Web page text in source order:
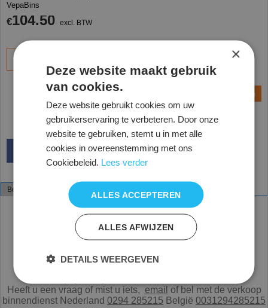
VepaBins
€104.50 excl. BTW
Vraag een offerte aan
Beschrijving
Specificaties
Vlamdovende papierbak 60 Liter
Ronde metalen papierbak met sterke metalen hengsels
Inhoud: 60 liter
Afmetingen: Diameter 36 cm, Hoogte 62 cm
Verkrijgbaar in aluminium-grijs en zwart
Heeft u een vraag of mist u iets, email of bel met de verkoop
binnendienst Nederland 0294 285215 België 0031294285215
×
Deze website maakt gebruik
van cookies.
Deze website gebruikt cookies om uw
gebruikerservaring te verbeteren. Door onze
website te gebruiken, stemt u in met alle
cookies in overeenstemming met ons
Cookiebeleid. Lees verder
ALLES ACCEPTEREN
ALLES AFWIJZEN
DETAILS WEERGEVEN